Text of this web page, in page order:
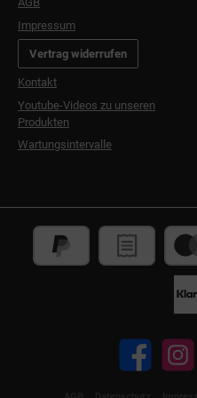
Impressum
Vertrag widerrufen
Kontakt
Youtube-Videos zu unseren
Produkten
Wartungsintervalle
Facebook Instagram